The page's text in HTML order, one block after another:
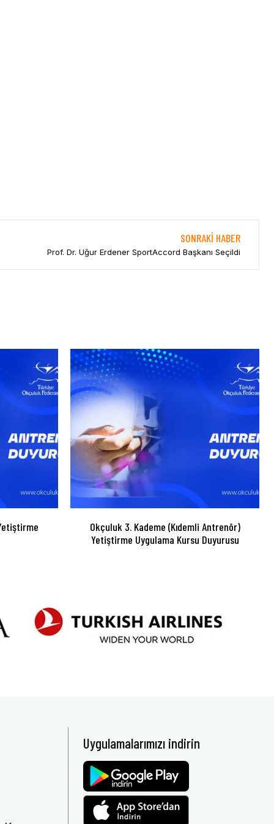
SONRAKI HABER
Prof. Dr. Uğur Erdener SportAccord Başkanı Seçildi
Okçuluk 3. Kademe (Kıdemli Antrenör)
Yetiştirme Uygulama Kursu Duyurusu
Uygulamalarımızı indirin